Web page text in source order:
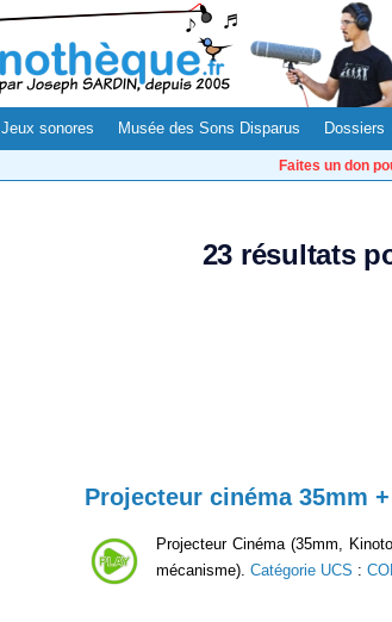
Jeux sonores Musée des Sons Disparus Dossiers
Faites un don
23 résultats
Projecteur cinéma 35mm
Projecteur Cinéma (35mm,
mécanisme). Catégorie UCS :